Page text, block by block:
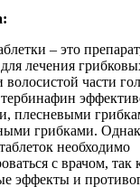
– это
лечения
волосистой части
плесневыми
грибками.
необходимо
с врачом, так
эффекты и